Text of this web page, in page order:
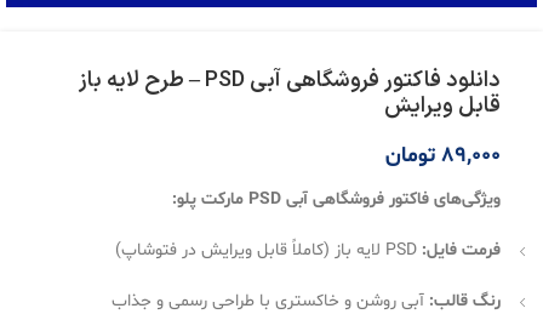
دانلود فاکتور فروشگاهی آبی PSD – طرح لایه باز
قابل ویرایش
89,000 تومان
ویژگی‌های فاکتور فروشگاهی آبی PSD مارکت پلو:
فرمت فایل:
رنگ قالب: آبی روشن و خاکستری با طراحی رسمی و جذاب